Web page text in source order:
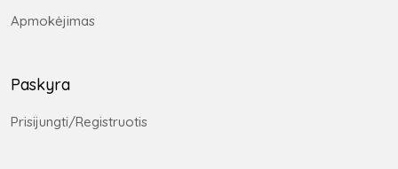
Apmokėjimas
Paskyra
Prisijungti/Registruotis